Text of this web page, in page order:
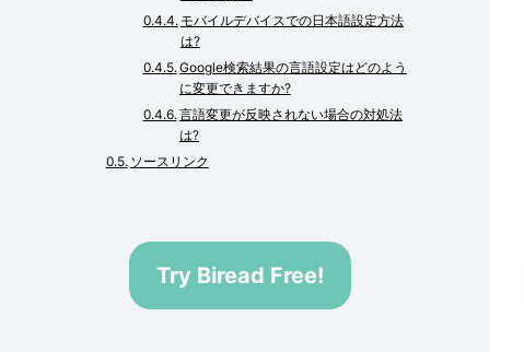
モバイルデバイスでの日本語設定方法
は?
Google検索結果の言語設定はどのよう
に変更できますか?
言語変更が反映されない場合の対処法
は?
ソースリンク
Try Biread Free!